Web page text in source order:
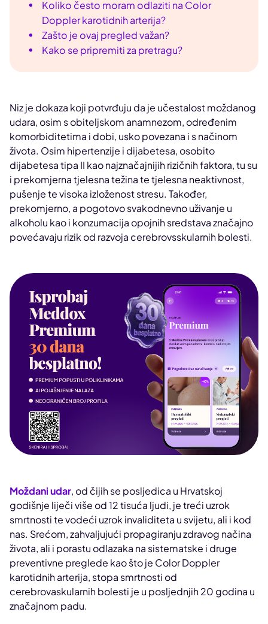
Koliko često moram odlaziti na Color
Doppler karotidnih arterija?
Zašto je ovaj pregled važan?
Kako se pripremiti za pretragu?
Niz je dokaza koji potvrđuju da je učestalost moždanog
udara, osim s obiteljskom anamnezom, određenim
komorbiditetima i dobi, usko povezana i s načinom
života. Osim hipertenzije i dijabetesa, osobito
dijabetesa tipa II kao najznačajnijih rizičnih faktora, tu su
i prekomjerna tjelesna težina te tjelesna neaktivnost,
pušenje te visoka izloženost stresu. Također,
prekomjerno, a pogotovo svakodnevno uživanje u
alkoholu kao i konzumacija opojnih sredstava značajno
povećavaju rizik od razvoja cerebrovsskularnih bolesti.
Moždani udar, od čijih se posljedica u Hrvatskoj
godišnje liječi više od 12 tisuća ljudi, je treći uzrok
smrtnosti te vodeći uzrok invaliditeta u svijetu, ali i kod
nas. Srećom, zahvaljujući propagiranju zdravog načina
života, ali i porastu odlazaka na sistematske i druge
preventivne preglede kao što je Color Doppler
karotidnih arterija, stopa smrtnosti od
cerebrovaskularnih bolesti je u posljednjih 20 godina u
značajnom padu.